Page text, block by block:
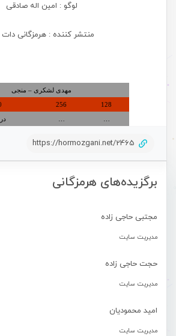
برگزیده‌های هرمزگانی
مجتبی حاجی زاده
مدیریت سایت
حجت حاجی زاده
مدیریت سایت
امید محمودیان
مدیریت سایت
لوگو : امین اله صادقی
منتشر کننده : هرمزگانی
مهدی لشکری – منجی
128
256
https://hormozgani.net/2465